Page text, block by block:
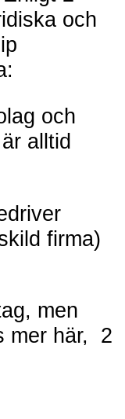
och
och
alltid
firma)
men
mer här, 2